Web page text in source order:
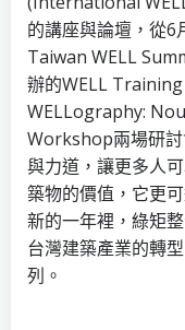
的講座與論壇，從6
Taiwan WELL
辦的WELL
WELLography:
Workshop兩場研
與力道，讓更多人
築物的價值，它更
新的一年裡，綠矩
台灣建築產業的轉
列。